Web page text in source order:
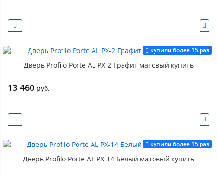
купили более 15 раз
Дверь Profilo Porte AL PX-2 Графит матовый купить
13 460 руб.
купили более 15 раз
Дверь Profilo Porte AL PX-14 Белый матовый купить